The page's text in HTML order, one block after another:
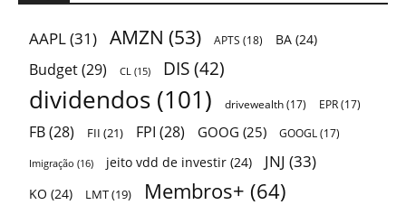
AAPL(31) AMZN (53) APTS (18) BA (24)
Budget(29) CL (15) DIS (42)
dividendos (101) drivewealth(17) EPR(17)
FB(28) FII (21) FPI (28) GOOG (25) GOOGL (17)
Imigração (16) jeito vdd de investir (24) JNJ (33)
KO (24) LMT(19) Membros+ (64)